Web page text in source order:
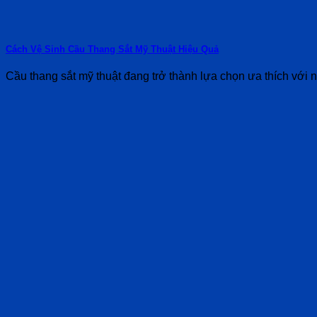
Cách Vệ Sinh Cầu Thang Sắt Mỹ Thuật Hiệu Quả
Cầu thang sắt mỹ thuật đang trở thành lựa chọn ưa thích với